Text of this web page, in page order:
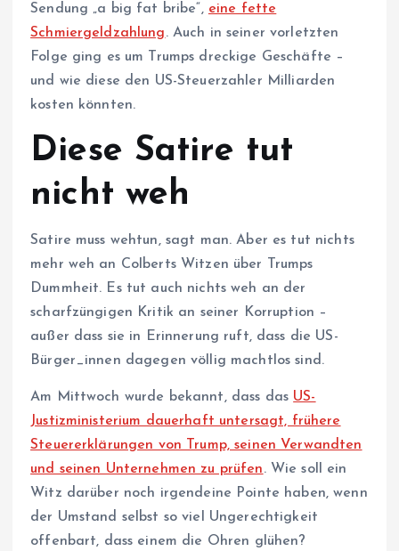
Sendung „a big fat bribe“, eine fette
Schmiergeldzahlung. Auch in seiner vorletzten
Folge ging es um Trumps dreckige Geschäfte –
und wie diese den US-Steuerzahler Milliarden
kosten könnten.
Diese Satire tut
nicht weh
Satire muss wehtun, sagt man. Aber es tut nichts
mehr weh an Colberts Witzen über Trumps
Dummheit. Es tut auch nichts weh an der
scharfzüngigen Kritik an seiner Korruption –
außer dass sie in Erinnerung ruft, dass die US-
Bürger_innen dagegen völlig machtlos sind.
Am Mittwoch wurde bekannt, dass das US-
Justizministerium dauerhaft untersagt, frühere
Steuererklärungen von Trump, seinen ‌Verwandten
und seinen Unternehmen zu prüfen. Wie soll ein
Witz darüber noch irgendeine Pointe haben, wenn
der Umstand selbst so viel Ungerechtigkeit
offenbart, dass einem die Ohren glühen?